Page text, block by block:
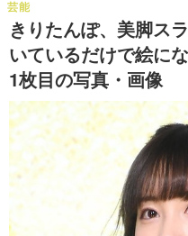
芸能
恋愛
コメントポスト
リリース
登録・ロ
きりたんぽ、美脚ス
いているだけで絵に
1枚目の写真・画像
芸能